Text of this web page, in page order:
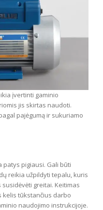
įvertinti gaminio
jis skirtas naudoti.
pajėgumą ir sukuriamo
pigiausi. Gali būti
reikia užpildyti tepalu, kuris
greitai. Keitimas
tūkstančius darbo
naudojimo instrukcijoje.